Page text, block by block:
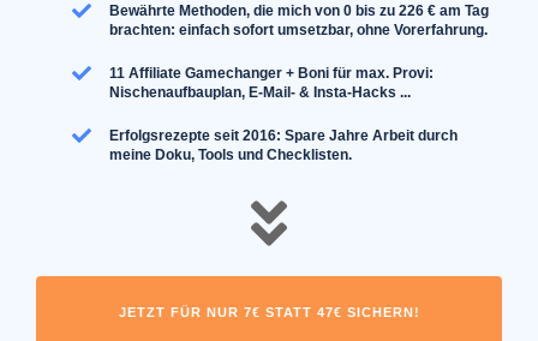
Bewährte Methoden, die mich von 0 bis zu 226 € am Tag
brachten: einfach sofort umsetzbar, ohne Vorerfahrung.
11 Affiliate Gamechanger + Boni für max. Provi:
Nischenaufbauplan, E-Mail- & Insta-Hacks ...
Erfolgsrezepte seit 2016: Spare Jahre Arbeit durch
meine Doku, Tools und Checklisten.
JETZT FÜR NUR 7€ STATT 47€ SICHERN!